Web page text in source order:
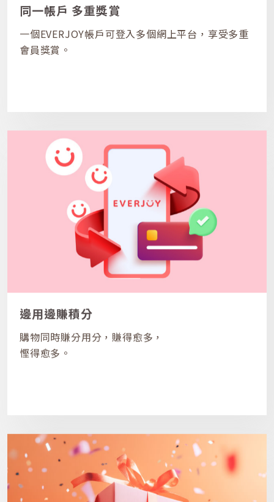
同一帳戶 多重獎賞
一個EVERJOY帳戶可登入多個網上平台，享受多重
會員獎賞。
邊用邊賺積分
購物同時賺分用分，賺得愈多，
慳得愈多。